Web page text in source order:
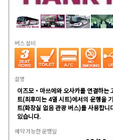
버스 설비
설명
이즈모・마쓰에와 오사카를 연결하
트(최후미는 4열 시트)에서의 운행을
트(화장실 없음 관광 버스)를 사용합
있습니다.
예약 가능한 운행일